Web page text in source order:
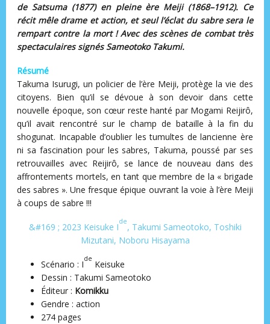
de Satsuma (1877) en pleine ère Meiji (1868–1912). Ce
récit mêle drame et action, et seul l’éclat du sabre sera le
rempart contre la mort ! Avec des scènes de combat très
spectaculaires signés Sameotoko Takumi.
Résumé
Takuma Isurugi, un policier de l’ère Meiji, protège la vie des
citoyens. Bien qu’il se dévoue à son devoir dans cette
nouvelle époque, son cœur reste hanté par Mogami Reijirô,
qu’il avait rencontré sur le champ de bataille à la fin du
shogunat. Incapable d’oublier les tumultes de lancienne ère
ni sa fascination pour les sabres, Takuma, poussé par ses
retrouvailles avec Reijirô, se lance de nouveau dans des
affrontements mortels, en tant que membre de la « brigade
des sabres ». Une fresque épique ouvrant la voie à l’ère Meiji
à coups de sabre !!!
&#169 ; 2023 Keisuke I
de
, Takumi Sameotoko, Toshiki
Mizutani, Noboru Hisayama
Scénario : I
de
Keisuke
Dessin : Takumi Sameotoko
Éditeur ‏: Komikku
Gendre : action
274 pages